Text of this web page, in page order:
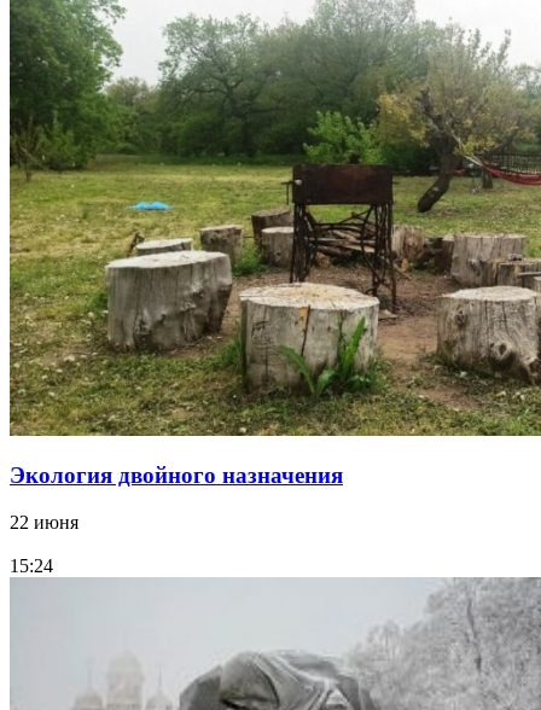
Экология двойного назначения
22 июня
15:24